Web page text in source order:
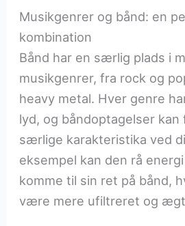
Musikgenrer og bånd: en
kombination
Bånd har en særlig plads i
musikgenrer, fra rock og
heavy metal. Hver genre
lyd, og båndoptagelser
særlige karakteristika ved
eksempel kan den rå
komme til sin ret på bånd,
være mere ufiltreret og